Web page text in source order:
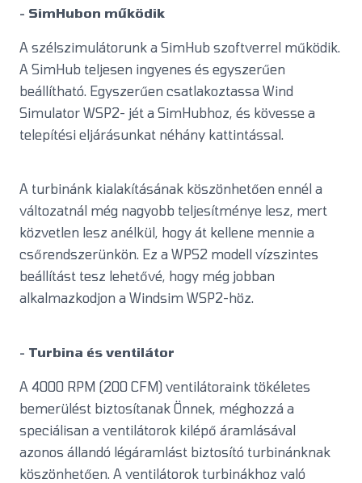
- SimHubon működik
A szélszimulátorunk a SimHub szoftverrel működik.
A SimHub teljesen ingyenes és egyszerűen
beállítható. Egyszerűen csatlakoztassa Wind
Simulator WSP2- jét a SimHubhoz, és kövesse a
telepítési eljárásunkat néhány kattintással.
A turbinánk kialakításának köszönhetően ennél a
változatnál még nagyobb teljesítménye lesz, mert
közvetlen lesz anélkül, hogy át kellene mennie a
csőrendszerünkön. Ez a WPS2 modell vízszintes
beállítást tesz lehetővé, hogy még jobban
alkalmazkodjon a Windsim WSP2-höz.
- Turbina és ventilátor
A 4000 RPM (200 CFM) ventilátoraink tökéletes
bemerülést biztosítanak Önnek, méghozzá a
speciálisan a ventilátorok kilépő áramlásával
azonos állandó légáramlást biztosító turbinánknak
köszönhetően. A ventilátorok turbinákhoz való